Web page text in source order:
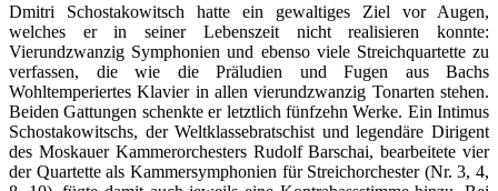
Dmitri Schostakowitsch hatte ein gewaltiges Ziel vor Augen,
welches er in seiner Lebenszeit nicht realisieren konnte:
Vierundzwanzig Symphonien und ebenso viele Streichquartette zu
verfassen, die wie die Präludien und Fugen aus Bachs
Wohltemperiertes Klavier in allen vierundzwanzig Tonarten stehen.
Beiden Gattungen schenkte er letztlich fünfzehn Werke. Ein Intimus
Schostakowitschs, der Weltklassebratschist und legendäre Dirigent
des Moskauer Kammerorchesters Rudolf Barschai, bearbeitete vier
der Quartette als Kammersymphonien für Streichorchester (Nr. 3, 4,